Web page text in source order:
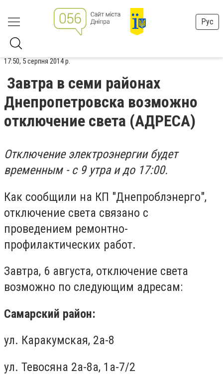
Рус
17:50, 5 серпня 2014 р.
Завтра в семи районах
Днепропетровска возможно
отключение света (АДРЕСА)
Отключение электроэнергии будет
временным - с 9 утра и до 17:00.
Как сообщили на КП "Днепроблэнерго",
отключение света связано с
проведением ремонтно-
профилактических работ.
Завтра, 6 августа, отключение света
возможно по следующим адресам:
Самарский район:
ул. Каракумская, 2а-8
ул. Тевосяна 2а-8а, 1а-7/2